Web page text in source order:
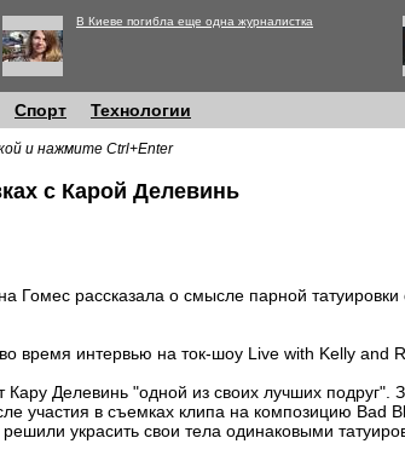
В Киеве погибла еще одна журналистка
Спорт Технологии
и нажмите Ctrl+Enter
с Карой Делевинь
Гомес рассказала о смысле парной
время интервью на ток-шоу Live with Kelly and
Делевинь "одной из своих лучших подруг".
участия в съемках клипа на композицию Bad
украсить свои тела одинаковыми